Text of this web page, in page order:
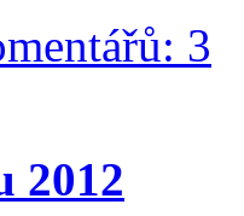
3
2012